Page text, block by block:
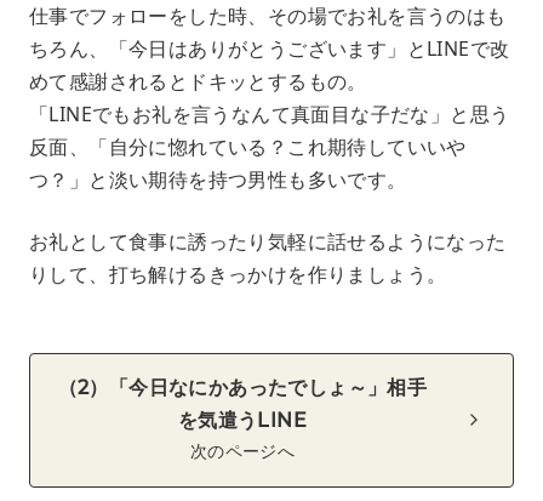
仕事でフォローをした時、その場でお礼を言うのはも
ちろん、「今日はありがとうございます」とLINEで改
めて感謝されるとドキッとするもの。
「LINEでもお礼を言うなんて真面目な子だな」と思う
反面、「自分に惚れている？これ期待していいや
つ？」と淡い期待を持つ男性も多いです。
お礼として食事に誘ったり気軽に話せるようになった
りして、打ち解けるきっかけを作りましょう。
‌（‌2‌）‌「今日なにかあったでしょ～」相手
を気遣うLINE
次のページへ